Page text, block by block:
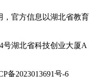
，官方信息以湖北省教育
号湖北省科技创业大厦A
备2023013691号-6